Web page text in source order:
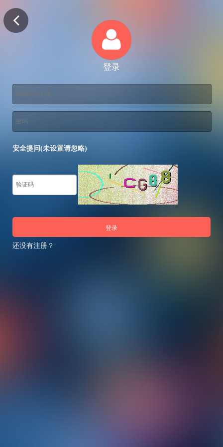
登录
安全提问(未设置请忽略)
登录
还没有注册？